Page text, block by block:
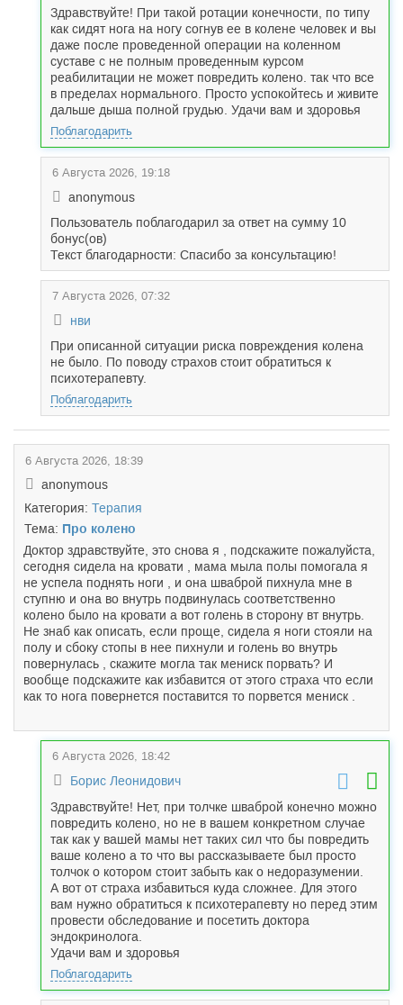
Здравствуйте! При такой ротации конечности, по типу
как сидят нога на ногу согнув ее в колене человек и вы
даже после проведенной операции на коленном
суставе с не полным проведенным курсом
реабилитации не может повредить колено. так что все
в пределах нормального. Просто успокойтесь и живите
дальше дыша полной грудью. Удачи вам и здоровья
Поблагодарить
6 Августа 2026, 19:18
anonymous
Пользователь поблагодарил за ответ на сумму 10
бонус(ов)
Текст благодарности: Спасибо за консультацию!
7 Августа 2026, 07:32
нви
При описанной ситуации риска повреждения колена
не было. По поводу страхов стоит обратиться к
психотерапевту.
Поблагодарить
6 Августа 2026, 18:39
anonymous
Категория: Терапия
Тема: Про колено
Доктор здравствуйте, это снова я , подскажите пожалуйста,
сегодня сидела на кровати , мама мыла полы помогала я
не успела поднять ноги , и она шваброй пихнула мне в
ступню и она во внутрь подвинулась соответственно
колено было на кровати а вот голень в сторону вт внутрь.
Не знаб как описать, если проще, сидела я ноги стояли на
полу и сбоку стопы в нее пихнули и голень во внутрь
повернулась , скажите могла так мениск порвать? И
вообще подскажите как избавится от этого страха что если
как то нога повернется поставится то порвется мениск .
6 Августа 2026, 18:42
Борис Леонидович
Здравствуйте! Нет, при толчке шваброй конечно можно
повредить колено, но не в вашем конкретном случае
так как у вашей мамы нет таких сил что бы повредить
ваше колено а то что вы рассказываете был просто
толчок о котором стоит забыть как о недоразумении.
А вот от страха избавиться куда сложнее. Для этого
вам нужно обратиться к психотерапевту но перед этим
провести обследование и посетить доктора
эндокринолога.
Удачи вам и здоровья
Поблагодарить